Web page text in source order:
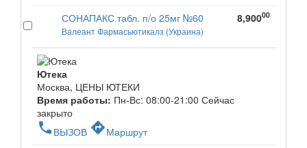
СОНАПАКС табл. п/о 25мг №60
Валеант Фармасьютикалз (Украина)
8,90000
Ютека
Москва, ЦЕНЫ ЮТЕКИ
Время работы: Пн-Вс: 08:00-21:00 Сейчас
закрыто
phone ВЫЗОВ directionsМаршрут